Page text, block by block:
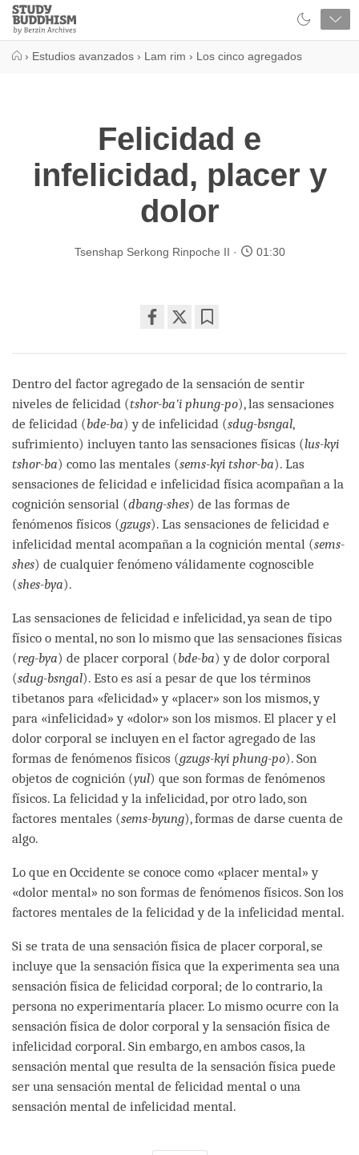
Close
Study
Buddhism
› Estudios avanzados › Lam rim › Los cinco agregados
Felicidad e
infelicidad, placer y
dolor
Tsenshap Serkong Rinpoche II 01:30
on
facebook
Dentro del factor agregado de la sensación de sentir
niveles de felicidad (tshor-ba'i phung-po), las sensaciones
de felicidad (bde-ba) y de infelicidad (sdug-bsngal,
sufrimiento) incluyen tanto las sensaciones físicas (lus-kyi
tshor-ba) como las mentales (sems-kyi tshor-ba). Las
sensaciones de felicidad e infelicidad física acompañan a la
cognición sensorial (dbang-shes) de las formas de
fenómenos físicos (gzugs). Las sensaciones de felicidad e
infelicidad mental acompañan a la cognición mental (sems-
shes) de cualquier fenómeno válidamente cognoscible
(shes-bya).
Las sensaciones de felicidad e infelicidad, ya sean de tipo
físico o mental, no son lo mismo que las sensaciones físicas
(reg-bya) de placer corporal (bde-ba) y de dolor corporal
(sdug-bsngal). Esto es así a pesar de que los términos
tibetanos para «felicidad» y «placer» son los mismos, y
para «infelicidad» y «dolor» son los mismos. El placer y el
dolor corporal se incluyen en el factor agregado de las
formas de fenómenos físicos (gzugs-kyi phung-po). Son
objetos de cognición (yul) que son formas de fenómenos
físicos. La felicidad y la infelicidad, por otro lado, son
factores mentales (sems-byung), formas de darse cuenta de
algo.
Lo que en Occidente se conoce como «placer mental» y
«dolor mental» no son formas de fenómenos físicos. Son los
factores mentales de la felicidad y de la infelicidad mental.
Si se trata de una sensación física de placer corporal, se
incluye que la sensación física que la experimenta sea una
sensación física de felicidad corporal; de lo contrario, la
persona no experimentaría placer. Lo mismo ocurre con la
sensación física de dolor corporal y la sensación física de
infelicidad corporal. Sin embargo, en ambos casos, la
sensación mental que resulta de la sensación física puede
ser una sensación mental de felicidad mental o una
sensación mental de infelicidad mental.